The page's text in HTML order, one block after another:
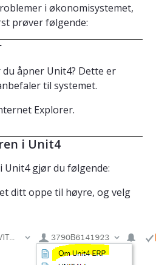
i økonomisystemet,
prøver følgende:
åpner Unit4? Dette er
til systemet.
Explorer.
i Unit4
Unit4 gjør du følgende:
ditt oppe til høyre, og velg